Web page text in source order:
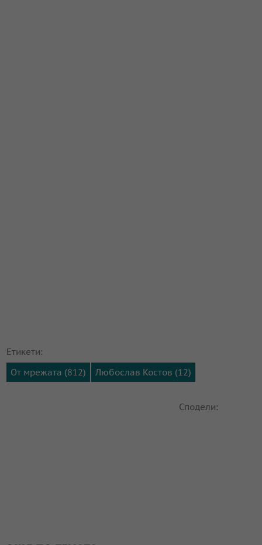
Етикети:
От мрежата (812)
Любослав Костов (12)
Сподели: